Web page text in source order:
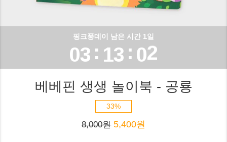
핑크퐁데이 남은 시간 1일
0
1
2
3
4
6
:
0
1
2
3
4
2
3
4
5
6
: 0
1
3
0
1
2
베베핀 생생 놀이북 - 공룡
33%
8,000원 5,400원